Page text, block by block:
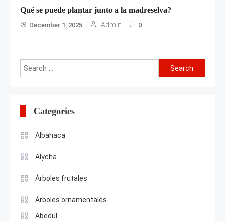
Qué se puede plantar junto a la madreselva?
December 1, 2025 Admin 0
Search
for:
Categories
Albahaca
Alycha
Árboles frutales
Árboles ornamentales
Abedul